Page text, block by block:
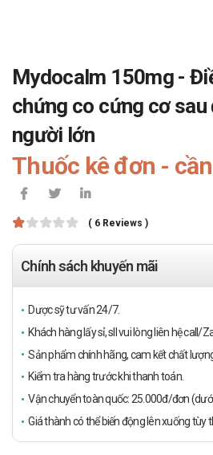
Mydocalm 150mg -
chứng co cứng cơ sau
người lớn
Thuốc kê đơn -
( 6 Reviews )
Chính sách khuyến mãi
Dược sỹ tư vấn 24/7.
Khách hàng lấy sỉ, sll vui lòng liên hệ call/
Sản phẩm chính hãng, cam kết chất
Kiểm tra hàng trước khi thanh toán.
Vận chuyển toàn quốc: 25.000đ/đơn
Giá thành có thể biến động lên xuống tùy